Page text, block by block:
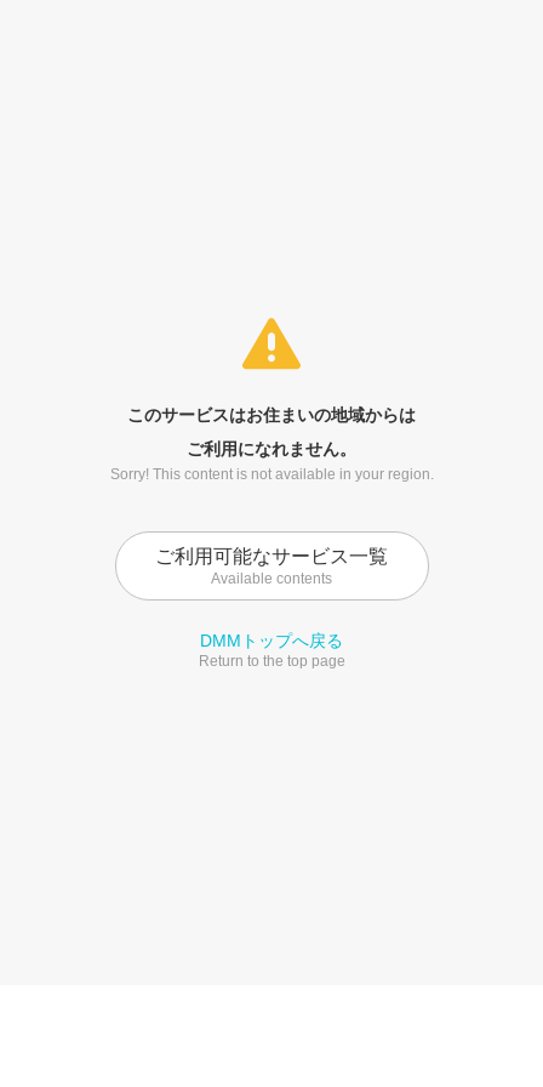
このサービスはお住まいの地域からは
ご利用になれません。
Sorry! This content is not available in your region.
ご利用可能なサービス一覧
Available contents
DMMトップへ戻る
Return to the top page